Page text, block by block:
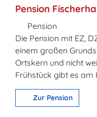
Pension
Pension
Die Pension mit EZ,
einem großen
Ortskern und nicht
Frühstück gibt es
Zur Pension